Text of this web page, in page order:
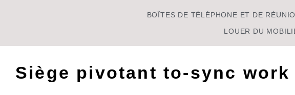
BOÎTES DE TÉLÉPHONE ET DE
LOUER DU
Siège pivotant to-sync